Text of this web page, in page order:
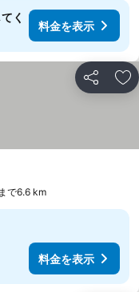
く
料金を表示
シェア お
表示
で6.6 km
料金を表示